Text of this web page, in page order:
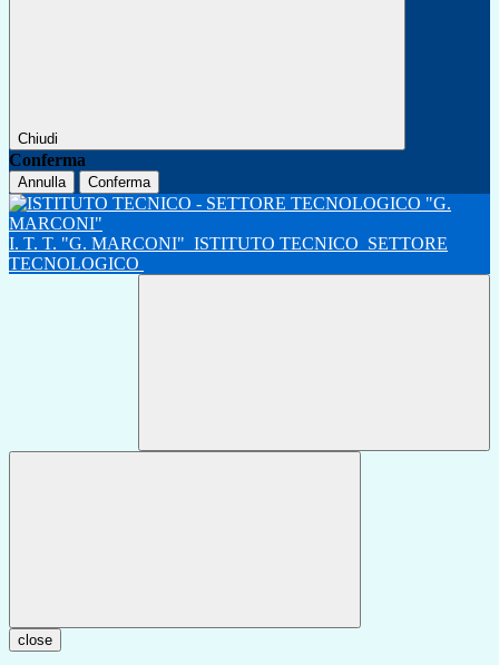
Chiudi
Conferma
Annulla Conferma
I. T. T. "G. MARCONI" ISTITUTO TECNICO SETTORE
TECNOLOGICO
close